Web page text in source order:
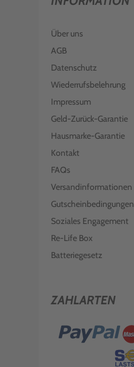
Über uns
AGB
Datenschutz
Wiederrufsbelehrung
Impressum
Geld-Zurück-Garantie
Hausmarke-Garantie
Kontakt
FAQs
Versandinformationen
Gutscheinbedingungen
Soziales Engagement
Re-Life Box
Batteriegesetz
ZAHLARTEN